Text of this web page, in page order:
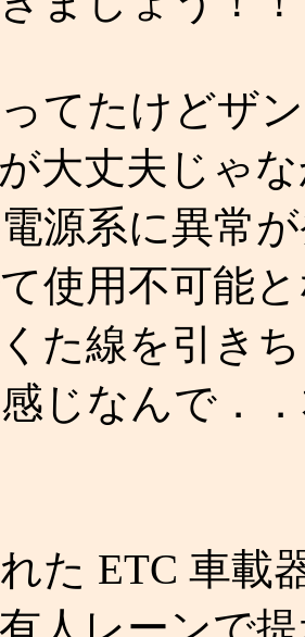
てたけどザ
大丈夫じゃ
源系に異常
使用不可能
た線を引き
じなんで．
た ETC 車載